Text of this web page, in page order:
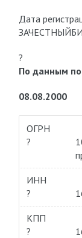
Дата
?
По данным
08.08.2000
ОГРН
?
ИНН
?
КПП
?